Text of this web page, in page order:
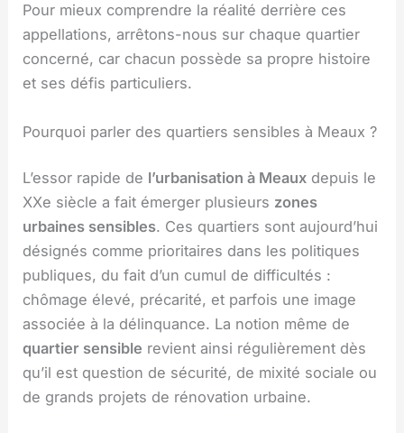
Pour mieux comprendre la réalité derrière ces
appellations, arrêtons-nous sur chaque quartier
concerné, car chacun possède sa propre histoire
et ses défis particuliers.
Pourquoi parler des quartiers sensibles à Meaux ?
L’essor rapide de l’urbanisation à Meaux depuis le
XXe siècle a fait émerger plusieurs zones
urbaines sensibles. Ces quartiers sont aujourd’hui
désignés comme prioritaires dans les politiques
publiques, du fait d’un cumul de difficultés :
chômage élevé, précarité, et parfois une image
associée à la délinquance. La notion même de
quartier sensible revient ainsi régulièrement dès
qu’il est question de sécurité, de mixité sociale ou
de grands projets de rénovation urbaine.